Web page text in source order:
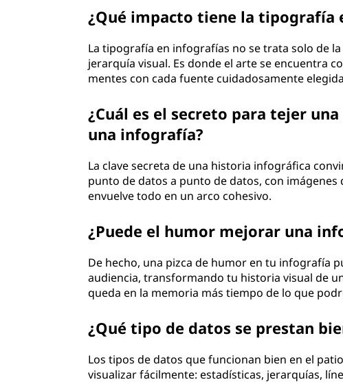
¿Qué impacto tiene la tipografía
La tipografía en infografías no se trata solo de
jerarquía visual. Es donde el arte se encuentra
mentes con cada fuente cuidadosamente
¿Cuál es el secreto para tejer
una infografía?
La clave secreta de una historia infográfica
punto de datos a punto de datos, con
envuelve todo en un arco cohesivo.
¿Puede el humor mejorar una
De hecho, una pizca de humor en tu infografía
audiencia, transformando tu historia visual de
queda en la memoria más tiempo de lo que
¿Qué tipo de datos se prestan
Los tipos de datos que funcionan bien en el
visualizar fácilmente: estadísticas, jerarquías,